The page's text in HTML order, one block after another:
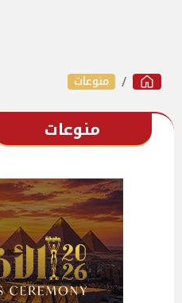
منوعات
منوعات